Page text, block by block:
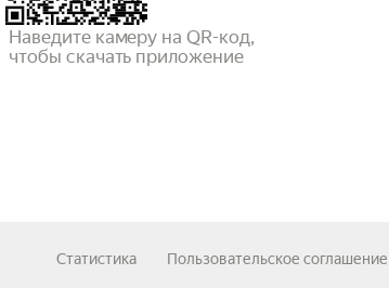
Наведите камеру на QR-код,
чтобы скачать приложение
Статистика Пользовательское соглашение